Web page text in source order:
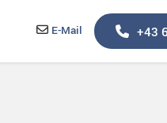
+43
 E-Mail